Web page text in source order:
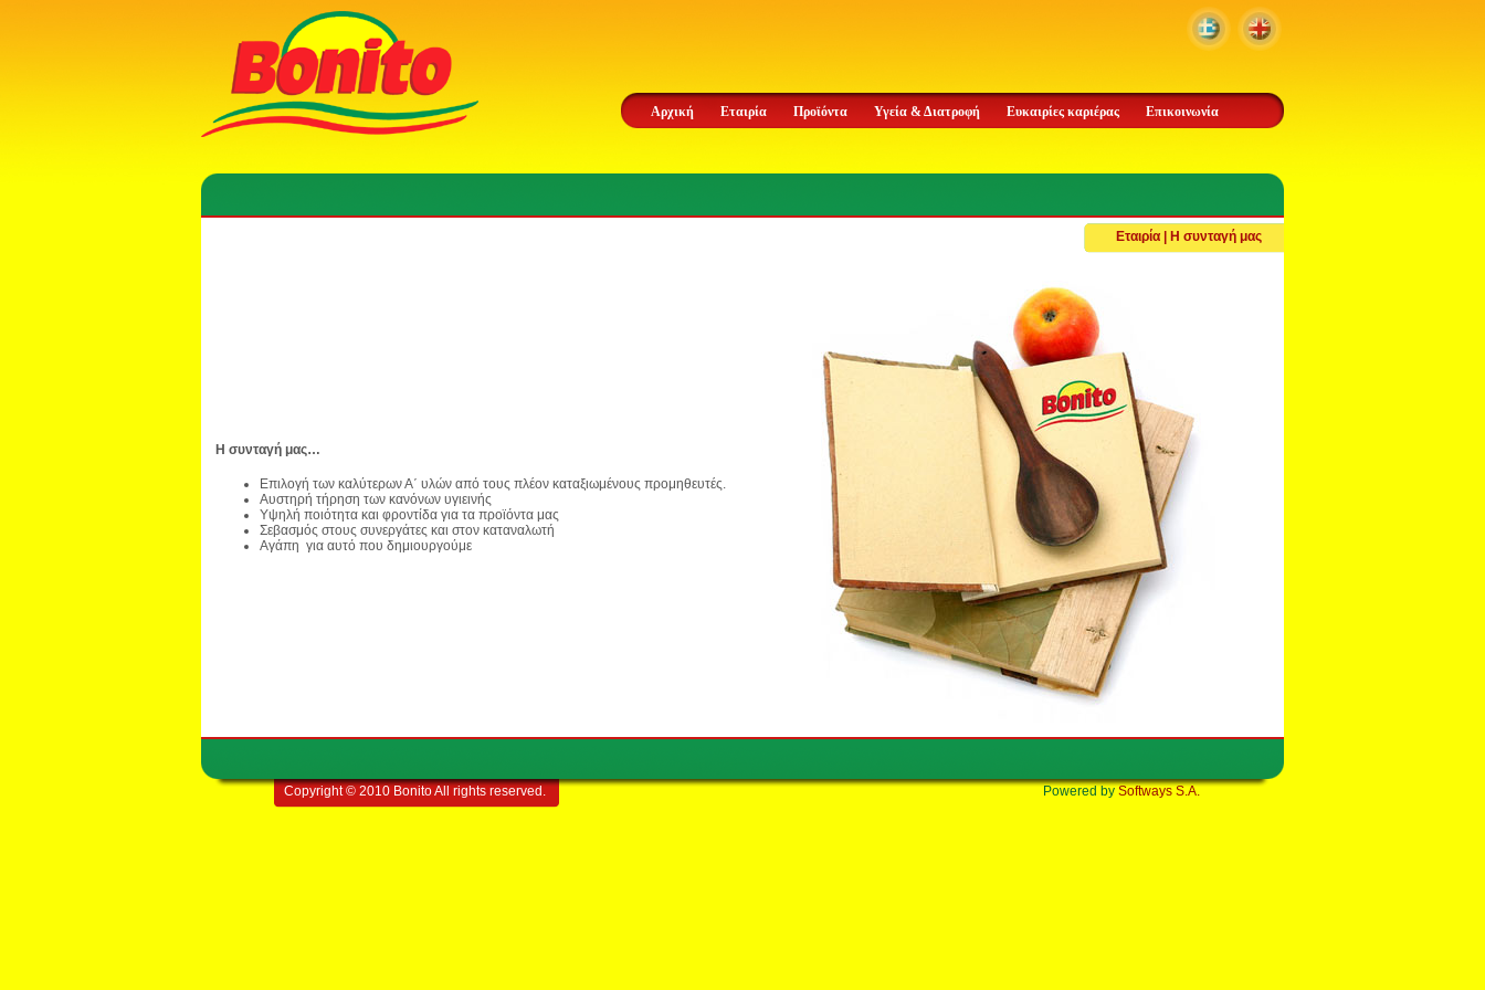
Αρχική Εταιρία Προϊόντα Υγεία & Διατροφή Ευκαιρίες καριέρας Επικοινωνία
Εταιρία | Η συνταγή μας
Η συνταγή μας…
Επιλογή των καλύτερων Α΄ υλών από τους πλέον καταξιωμένους προμηθευτές.
Αυστηρή τήρηση των κανόνων υγιεινής
Υψηλή ποιότητα και φροντίδα για τα προϊόντα μας
Σεβασμός στους συνεργάτες και στον καταναλωτή
Αγάπη για αυτό που δημιουργούμε
Copyright © 2010 Bonito All rights reserved. Powered by Softways S.A.